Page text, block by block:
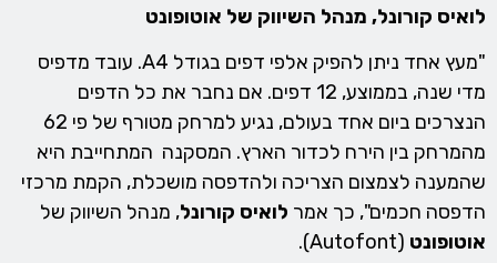
לואיס קורונל, מנהל השיווק של אוטופונט
"מעץ אחד ניתן להפיק אלפי דפים בגודל A4. עובד מדפיס
מדי שנה, בממוצע, 12 דפים. אם נחבר את כל הדפים
הנצרכים ביום אחד בעולם, נגיע למרחק מטורף של פי 62
מהמרחק בין הירח לכדור הארץ. המסקנה המתחייבת היא
שהמענה לצמצום הצריכה ולהדפסה מושכלת, הקמת מרכזי
הדפסה חכמים", כך אמר לואיס קורונל, מנהל השיווק של
אוטופונט (Autofont).